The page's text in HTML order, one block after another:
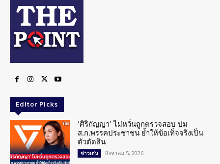
Editor Picks
‘ศิริกัญญา’ ไม่หวั่นถูกตรวจสอบ ปม
ส.ก.พรรคประชาชน ย้ำให้ข้อเท็จจริงเป็น
ตัวตัดสิน
ข่าวเด่น สิงหาคม 5, 2026